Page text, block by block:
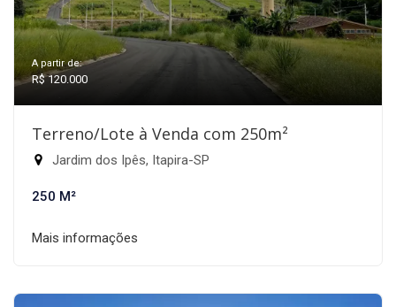
A partir de:
R$ 120.000
Terreno/Lote à Venda com 250m²
Jardim dos Ipês, Itapira-SP
250 M²
Mais informações